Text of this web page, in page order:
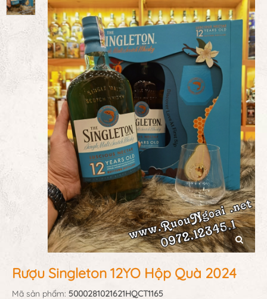
Rượu Singleton 12YO Hộp Quà 2024
Mã sản phẩm: 5000281021621HQCT1165